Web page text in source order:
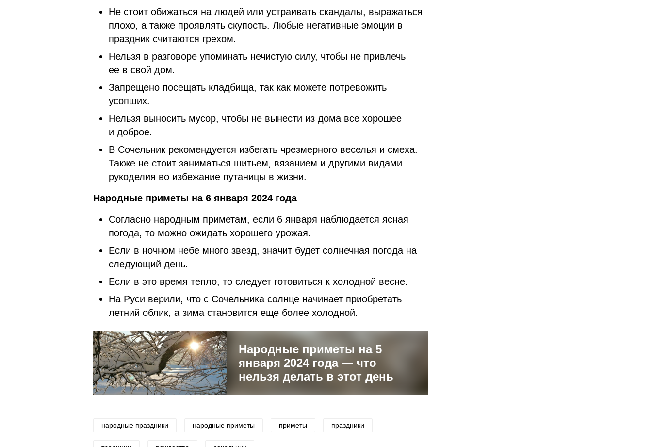
Не стоит обижаться на людей или устраивать скандалы, выражаться
плохо, а также проявлять скупость. Любые негативные эмоции в
праздник считаются грехом.
Нельзя в разговоре упоминать нечистую силу, чтобы не привлечь
ее в свой дом.
Запрещено посещать кладбища, так как можете потревожить
усопших.
Нельзя выносить мусор, чтобы не вынести из дома все хорошее
и доброе.
В Сочельник рекомендуется избегать чрезмерного веселья и смеха.
Также не стоит заниматься шитьем, вязанием и другими видами
рукоделия во избежание путаницы в жизни.
Народные приметы на 6 января 2024 года
Согласно народным приметам, если 6 января наблюдается ясная
погода, то можно ожидать хорошего урожая.
Если в ночном небе много звезд, значит будет солнечная погода на
следующий день.
Если в это время тепло, то следует готовиться к холодной весне.
На Руси верили, что с Сочельника солнце начинает приобретать
летний облик, а зима становится еще более холодной.
Народные приметы на 5
января 2024 года — что
нельзя делать в этот день
народные праздники народные приметы приметы праздники